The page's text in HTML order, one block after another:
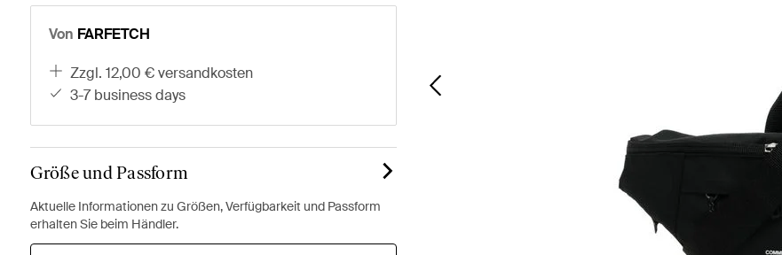
Von FARFETCH
zzgl. 12,00 € versandkosten
3-7 business days
Größe und Passform
Aktuelle Informationen zu Größen, Verfügbarkeit und Passform
erhalten Sie beim Händler.